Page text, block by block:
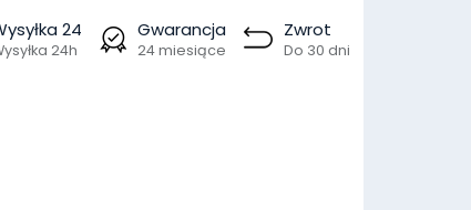
24
Wysyłka 24h
Gwarancja
24 miesiące
Zwrot
Do 30 dni